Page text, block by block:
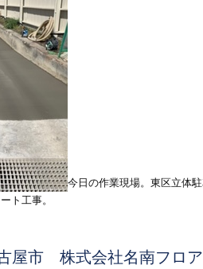
今日の作業現場。東区立体
ト工事。
屋市 株式会社名南フ